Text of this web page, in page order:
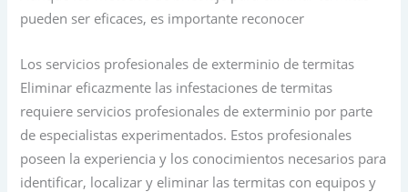
pueden ser eficaces, es importante reconocer
Los servicios profesionales de exterminio de termitas
Eliminar eficazmente las infestaciones de termitas
requiere servicios profesionales de exterminio por parte
de especialistas experimentados. Estos profesionales
poseen la experiencia y los conocimientos necesarios para
identificar, localizar y eliminar las termitas con equipos y